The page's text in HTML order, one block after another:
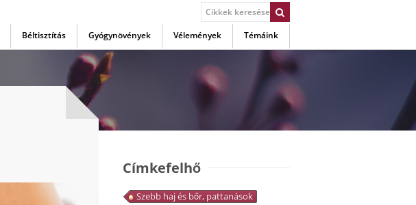
Béltisztítás Gyógynövények Vélemények Témáink
Címkefelhő
Szebb haj és bőr, pattanások